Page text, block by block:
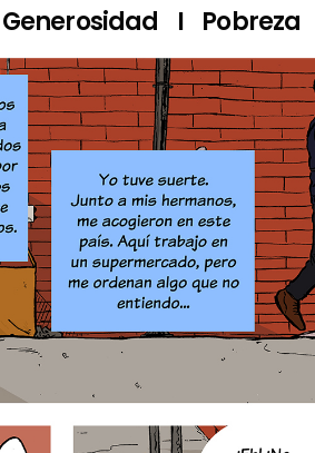
Generosidad I Pobreza